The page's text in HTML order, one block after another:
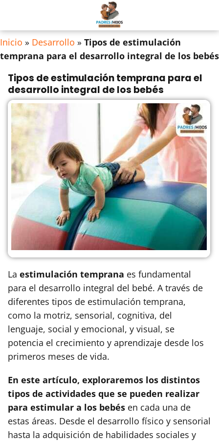
Inicio » Desarrollo » Tipos de estimulación
temprana para el desarrollo integral de los bebés
Tipos de estimulación temprana para el
desarrollo integral de los bebés
La estimulación temprana es fundamental
para el desarrollo integral del bebé. A través de
diferentes tipos de estimulación temprana,
como la motriz, sensorial, cognitiva, del
lenguaje, social y emocional, y visual, se
potencia el crecimiento y aprendizaje desde los
primeros meses de vida.
En este artículo, exploraremos los distintos
tipos de actividades que se pueden realizar
para estimular a los bebés en cada una de
estas áreas. Desde el desarrollo físico y sensorial
hasta la adquisición de habilidades sociales y